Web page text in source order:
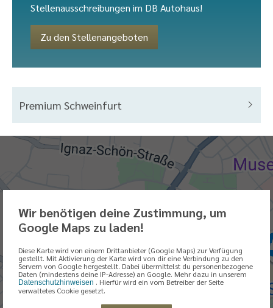
Stellenausschreibungen im DB Autohaus!
Zu den Stellenangeboten
Premium Schweinfurt
teilweise
barrierefrei
Wir benötigen deine Zustimmung, um
Google Maps zu laden!
Diese Karte wird von einem Drittanbieter (Google Maps) zur Verfügung
gestellt. Mit Aktivierung der Karte wird von dir eine Verbindung zu den
Servern von Google hergestellt. Dabei übermittelst du personenbezogene
Daten (mindestens deine IP-Adresse) an Google. Mehr dazu in unserem
Datenschutzhinweisen . Hierfür wird ein vom Betreiber der Seite
verwaltetes Cookie gesetzt.